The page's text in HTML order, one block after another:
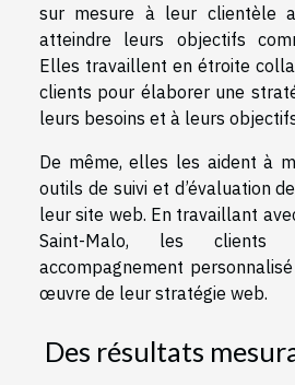
sur mesure à leur clientèle
atteindre leurs objectifs
Elles travaillent en étroite
clients pour élaborer une
leurs besoins et à leurs
De même, elles les aident à
outils de suivi et d’évaluation
leur site web. En travaillant
Saint-Malo, les clients
accompagnement
œuvre de leur stratégie web.
Des résultats